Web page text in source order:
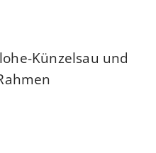
Künzelsau und